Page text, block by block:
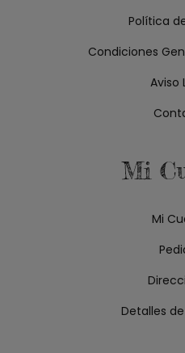
Política
Condiciones
Aviso
Mi
Mi
Detalles